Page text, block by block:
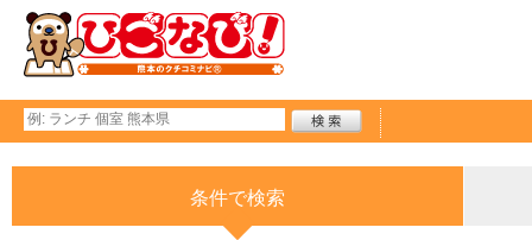
条件で検索